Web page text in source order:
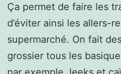
Ça permet de faire les
d’éviter ainsi les allers-
supermarché. On fait
grossier tous les